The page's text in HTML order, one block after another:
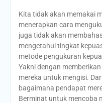
Kita tidak akan memakai
menerapkan cara
juga tidak akan
mengetahui tingkat
metode pengukuran
Yakni dengan
mereka untuk mengisi.
bagaimana pendapat
Berminat untuk mencoba